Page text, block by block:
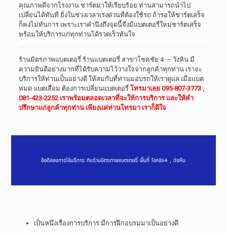
คุณภาพดีจากโรงงาน ชาร์ตมาให้เรียบร้อย ท่านสามารถนำไป
เปลี่ยนได้ทันที ยิ่งในช่วงเวลาเร่งด่วนที่ต้องใช้รถ ถ้ารอให้ชาร์ตเสร็จ
ก็คงไม่ทันการ เพราะเราคำนึงถึงจุดนี้จึงมีแบตเตอรี่ใหม่ชาร์ตเสร็จ
พร้อมให้บริการแก่ทุกท่านได้รวดเร็วทันใจ
ร้านมิตรภาพแบตเตอรี่ ร้านแบตเตอรี่ สาขาโชคชัย 4 – วังหิน มี
ความยินดีอย่างมากที่ได้รับความไว้วางใจจากลูกค้าทุกท่าน เราจะ
บริการให้ท่านเป็นอย่างดี ให้สมกับที่ท่านมอบรถให้เราดูแล เมื่อแบต
หมด แบตเสื่อม ต้องการเปลี่ยนแบตเตอรี่ โทรมาเลย 095-807-3773 ,
081-423-2252 เราพร้อมตลอดเวลาที่จะให้การบริการ และให้คำ
ปรึกษาแก่ลูกค้าทุกท่าน เพียงแค่ท่านโทรมา เราก็ดีใจ
ข้อดีของการใช้บริการ กับร้านมิตรภาพแบตเตอรี่ พื้นที่ โชคชัย4 , วังหิน
เป็นหนึ่งเรื่องการบริการ มีการฝึกอบรมมาเป็นอย่างดี